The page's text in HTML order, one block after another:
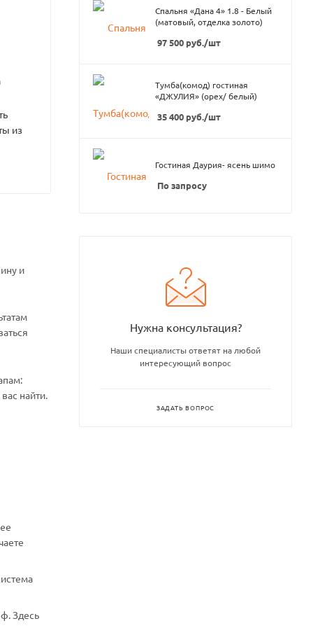
из
и
найти.
Здесь
Спальня «Дана 4» 1.8 - Белый
(матовый, отделка золото)
97 500 руб./шт
Тумба(комод) гостиная
«ДЖУЛИЯ» (орех/ белый)
35 400 руб./шт
Гостиная Даурия- ясень шимо
По запросу
Нужна консультация?
Наши специалисты ответят на любой
интересующий вопрос
ЗАДАТЬ ВОПРОС